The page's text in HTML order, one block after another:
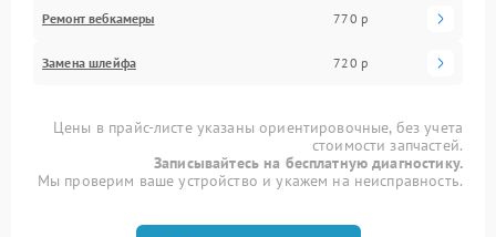
Ремонт вебкамеры 770 р
Замена шлейфа 720 р
Цены в прайс-листе указаны ориентировочные, без учета
стоимости запчастей.
Записывайтесь на бесплатную диагностику.
Мы проверим ваше устройство и укажем на неисправность.